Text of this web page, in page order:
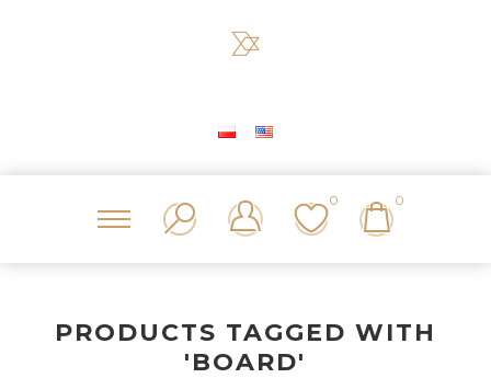
0 0
PRODUCTS TAGGED WITH
'BOARD'